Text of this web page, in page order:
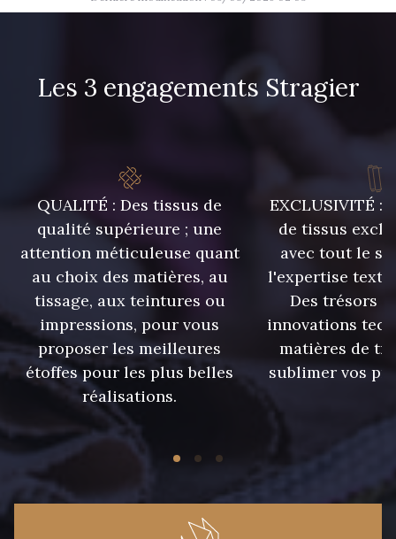
Les 3 engagements Stragier
QUALITÉ : Des tissus de
qualité supérieure ; une
attention méticuleuse quant
au choix des matières, au
tissage, aux teintures ou
impressions, pour vous
proposer les meilleures
étoffes pour les plus belles
réalisations.
EXCLUSIVITÉ :
de tissus
avec tout le
l'expertise
Des trésors
innovations
matières de
sublimer vos